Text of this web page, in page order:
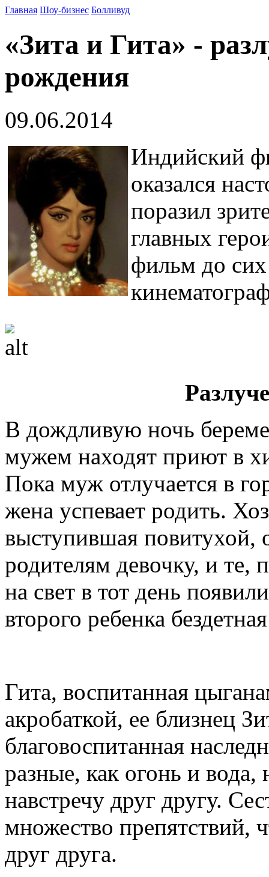
Главная Шоу-бизнес Болливуд
«Зита и Гита» -
рождения
09.06.2014
Индийский
оказался
поразил
главных
фильм до сих
В дождливую ночь
мужем находят приют в
Пока муж отлучается в
жена успевает родить.
выступившая повитухой,
родителям девочку, и те,
на свет в тот день
второго ребенка
Гита, воспитанная
акробаткой, ее близнец
благовоспитанная
разные, как огонь и вода,
навстречу друг другу.
множество препятствий,
друг друга.